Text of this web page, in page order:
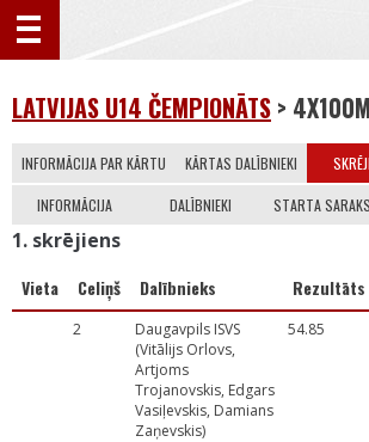
LATVIJAS U14 ČEMPIONĀTS > 4X100M
INFORMĀCIJA PAR KĀRTU KĀRTAS DALĪBNIEKI
INFORMĀCIJA DALĪBNIEKI STARTA
1. skrējiens
Vieta Celiņš Dalībnieks Rezultāts
2
Daugavpils ISVS
(Vitālijs Orlovs,
Artjoms
Trojanovskis, Edgars
Vasiļevskis, Damians
Zaņevskis)
54.85